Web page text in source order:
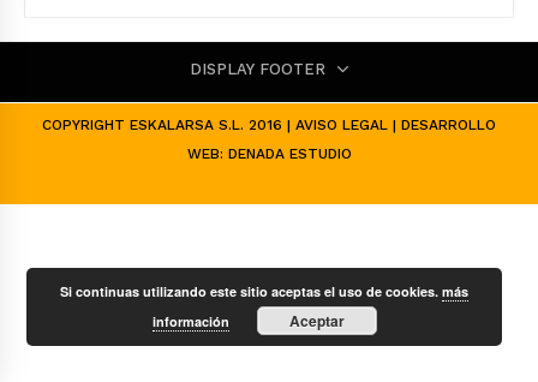
DISPLAY FOOTER
COPYRIGHT ESKALARSA S.L. 2016 | AVISO LEGAL | DESARROLLO
WEB: DENADA ESTUDIO
Si continuas utilizando este sitio aceptas el uso de cookies.más
información
Aceptar